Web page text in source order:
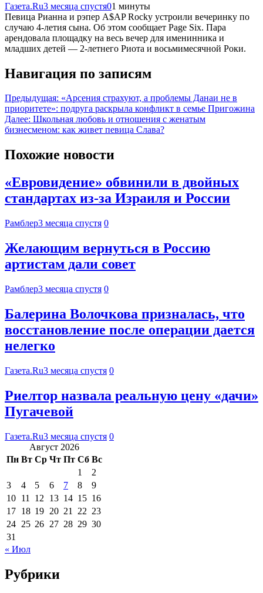
Газета.Ru3 месяца спустя01 минуты
Певица Рианна и рэпер A$AP Rocky устроили вечеринку по
случаю 4-летия сына. Об этом сообщает Page Six. Пара
арендовала площадку на весь вечер для именинника и
младших детей — 2-летнего Риота и восьмимесячной Роки.
Навигация по записям
Предыдущая: «Арсения страхуют, а проблемы Данаи не в
приоритете»: подруга раскрыла конфликт в семье Пригожина
Далее: Школьная любовь и отношения с женатым
бизнесменом: как живет певица Слава?
Похожие новости
«Евровидение» обвинили в двойных
стандартах из-за Израиля и России
Рамблер3 месяца спустя 0
Желающим вернуться в Россию
артистам дали совет
Рамблер3 месяца спустя 0
Балерина Волочкова призналась, что
восстановление после операции дается
нелегко
Газета.Ru3 месяца спустя 0
Риелтор назвала реальную цену «дачи»
Пугачевой
Газета.Ru3 месяца спустя 0
Август 2026
Пн Вт Ср Чт Пт Сб Вс
1
2
3
4 5 6 7 8
9
10 11 12 13 14 15 16
17 18 19 20 21 22 23
24 25 26 27 28 29 30
31
« Июл
Рубрики